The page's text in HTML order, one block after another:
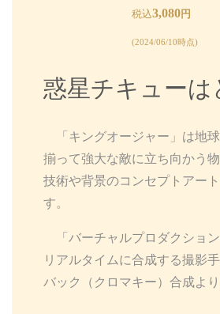
税込3,080 円
(2024/06/10時点)
惑星チキュー
「キングオージャー」は地
揃って強大な敵に立ち向かう
技術や背景のコンセプトアート
す。
「バーチャルプロダクション
リアルタイムに合成する撮影
バック（クロマキー）合成よ